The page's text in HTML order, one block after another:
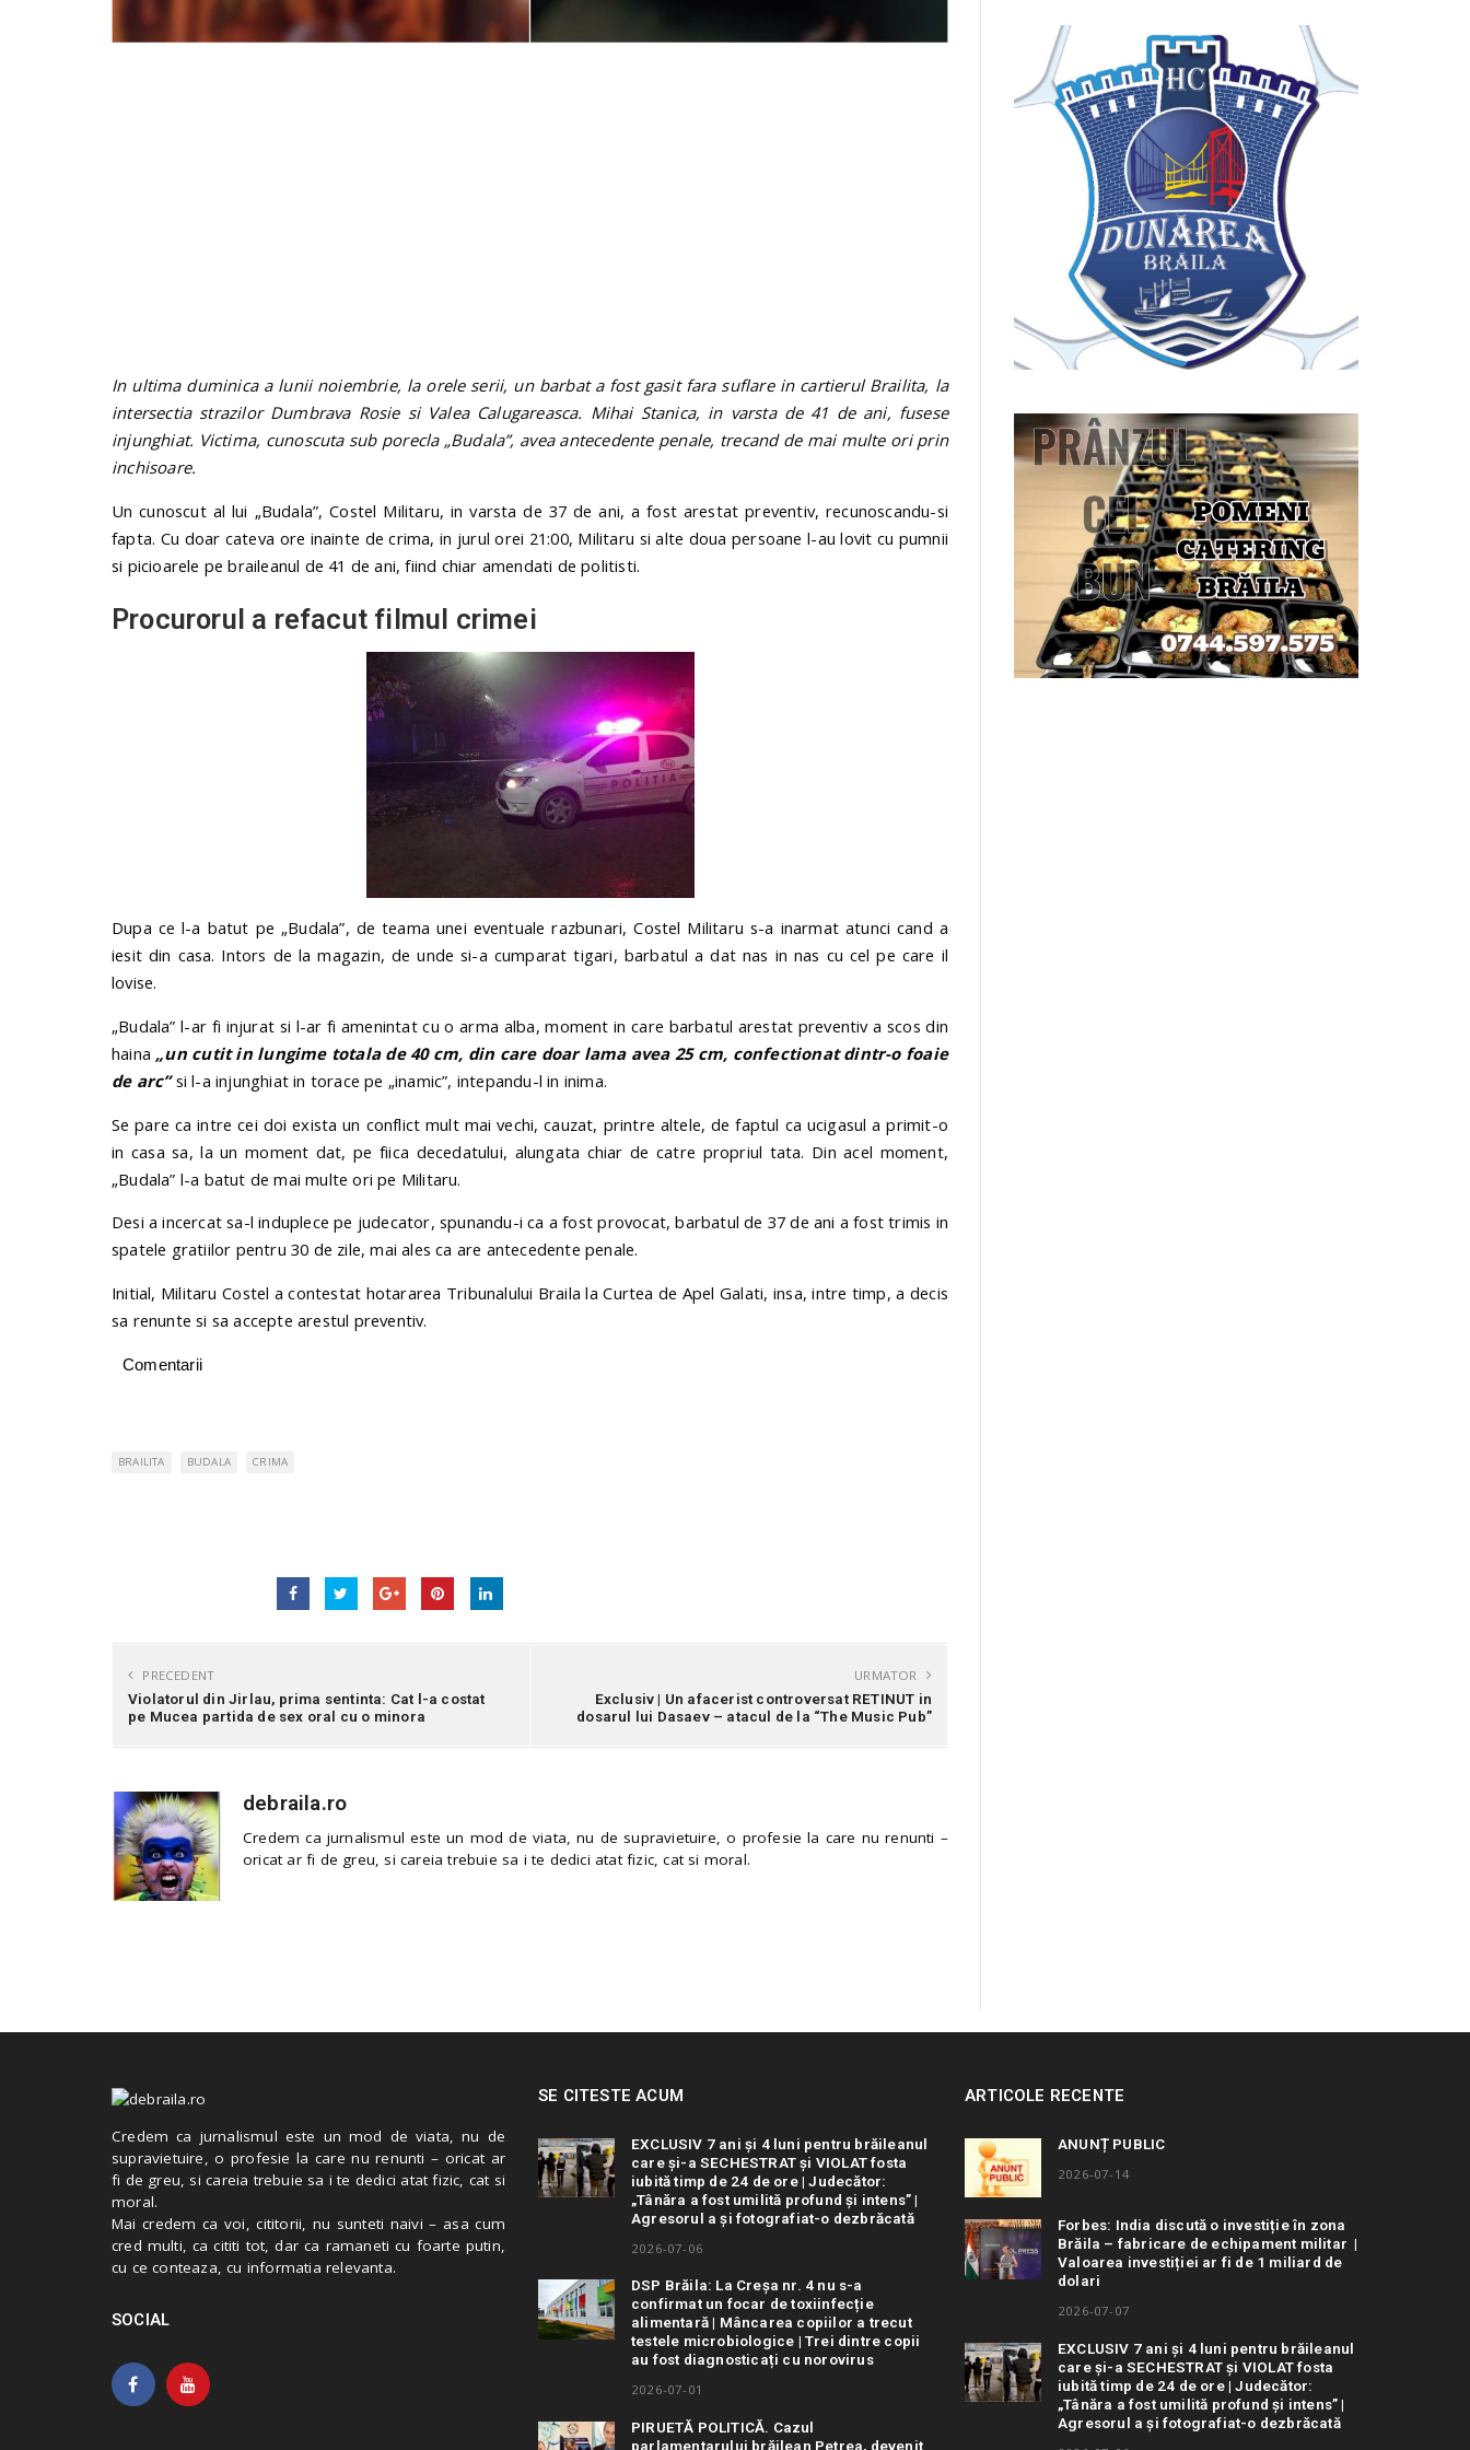
In ultima duminica a lunii noiembrie, la orele serii, un barbat a fost gasit fara suflare in cartierul Brailita, la
intersectia strazilor Dumbrava Rosie si Valea Calugareasca. Mihai Stanica, in varsta de 41 de ani, fusese
injunghiat. Victima, cunoscuta sub porecla „Budala”, avea antecedente penale, trecand de mai multe ori prin
inchisoare.
Un cunoscut al lui „Budala”, Costel Militaru, in varsta de 37 de ani, a fost arestat preventiv, recunoscandu-si
fapta. Cu doar cateva ore inainte de crima, in jurul orei 21:00, Militaru si alte doua persoane l-au lovit cu pumnii
si picioarele pe braileanul de 41 de ani, fiind chiar amendati de politisti.
Procurorul a refacut filmul crimei
Dupa ce l-a batut pe „Budala”, de teama unei eventuale razbunari, Costel Militaru s-a inarmat atunci cand a
iesit din casa. Intors de la magazin, de unde si-a cumparat tigari, barbatul a dat nas in nas cu cel pe care il
lovise.
„Budala” l-ar fi injurat si l-ar fi amenintat cu o arma alba, moment in care barbatul arestat preventiv a scos din
haina „un cutit in lungime totala de 40 cm, din care doar lama avea 25 cm, confectionat dintr-o foaie
de arc”si l-a injunghiat in torace pe „inamic”, intepandu-l in inima.
Se pare ca intre cei doi exista un conflict mult mai vechi, cauzat, printre altele, de faptul ca ucigasul a primit-o
in casa sa, la un moment dat, pe fiica decedatului, alungata chiar de catre propriul tata. Din acel moment,
„Budala” l-a batut de mai multe ori pe Militaru.
Desi a incercat sa-l induplece pe judecator, spunandu-i ca a fost provocat, barbatul de 37 de ani a fost trimis in
spatele gratiilor pentru 30 de zile, mai ales ca are antecedente penale.
Initial, Militaru Costel a contestat hotararea Tribunalului Braila la Curtea de Apel Galati, insa, intre timp, a decis
sa renunte si sa accepte arestul preventiv.
Comentarii
BRAILITA BUDALA CRIMA
PRECEDENT
Violatorul din Jirlau, prima sentinta: Cat l-a costat
pe Mucea partida de sex oral cu o minora
URMATOR
Exclusiv | Un afacerist controversat RETINUT in
dosarul lui Dasaev – atacul de la “The Music Pub”
debraila.ro
Credem ca jurnalismul este un mod de viata, nu de supravietuire, o profesie la care nu renunti –
oricat ar fi de greu, si careia trebuie sa i te dedici atat fizic, cat si moral.
Credem ca jurnalismul este un mod de viata, nu de
supravietuire, o profesie la care nu renunti – oricat ar
fi de greu, si careia trebuie sa i te dedici atat fizic, cat si
moral.
Mai credem ca voi, cititorii, nu sunteti naivi – asa cum
cred multi, ca cititi tot, dar ca ramaneti cu foarte putin,
cu ce conteaza, cu informatia relevanta.
SOCIAL
SE CITESTE ACUM
EXCLUSIV 7 ani și 4 luni pentru brăileanul
care și-a SECHESTRAT și VIOLAT fosta
iubită timp de 24 de ore | Judecător:
„Tânăra a fost umilită profund și intens” |
Agresorul a și fotografiat-o dezbrăcată
2026-07-06
DSP Brăila: La Creșa nr. 4 nu s-a
confirmat un focar de toxiinfecție
alimentară | Mâncarea copiilor a trecut
testele microbiologice | Trei dintre copii
au fost diagnosticați cu norovirus
2026-07-01
PIRUETĂ POLITICĂ. Cazul
parlamentarului brăilean Petrea, devenit
ARTICOLE RECENTE
ANUNȚ PUBLIC
2026-07-14
Forbes: India discută o investiție în zona
Brăila – fabricare de echipament militar |
Valoarea investiției ar fi de 1 miliard de
dolari
2026-07-07
EXCLUSIV 7 ani și 4 luni pentru brăileanul
care și-a SECHESTRAT și VIOLAT fosta
iubită timp de 24 de ore | Judecător:
„Tânăra a fost umilită profund și intens” |
Agresorul a și fotografiat-o dezbrăcată